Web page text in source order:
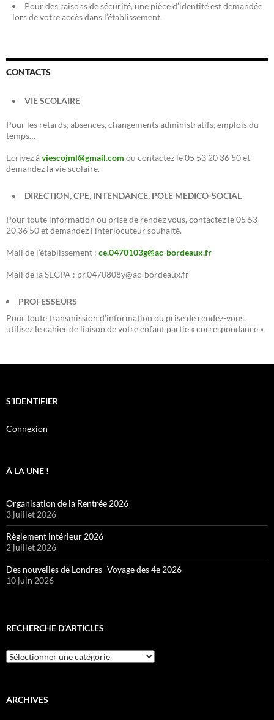
Pour des raisons de sécurité, une pièce d’identité est demandée
lors de votre accès dans l’établissement.
CONTACTS
VIE SCOLAIRE
Pour les retards, absences, changements administratifs, emplois du
temps…
Ecrivez àviescojml@gmail.com ou contactez le 05 53 20 36 50 et
demandez la vie scolaire.
DIRECTION, CPE, INTENDANCE, POLE MEDICO-SOCIAL
Pour toute information ou prise de rendez vous, contactez le 05 53
20 36 50 et demandez l’interlocuteur souhaité.
Mail de l’établissement : ce.0470103g@ac-bordeaux.fr
Mail de la SEGPA : pr.0470808y@ac-bordeaux.fr
PROFESSEURS
Pour toute transmission d’information ou prise de rendez-vous,
utilisez le cahier de liaison de votre enfant partie « correspondance ».
S’IDENTIFIER
Connexion
À LA UNE !
Organisation de la Rentrée 2026
3 juillet 2026
Règlement intérieur 2026
2 juillet 2026
Des nouvelles de Londres- Voyage des 4e 2026
10 juin 2026
RECHERCHE D’ARTICLES
Recherche
d’articles
ARCHIVES